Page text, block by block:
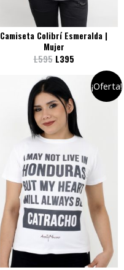
Camiseta Colibrí Esmeralda |
Mujer
L595 L395
¡Oferta!